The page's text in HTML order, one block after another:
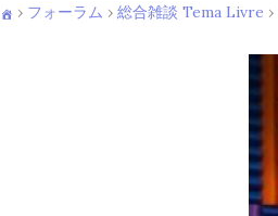
› フォーラム › 総合雑談 Tema Livre ›